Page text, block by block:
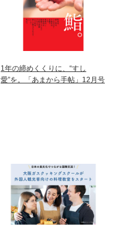
1年の締めくくりに、“すし
愛”を。「あまから手帖」12月号